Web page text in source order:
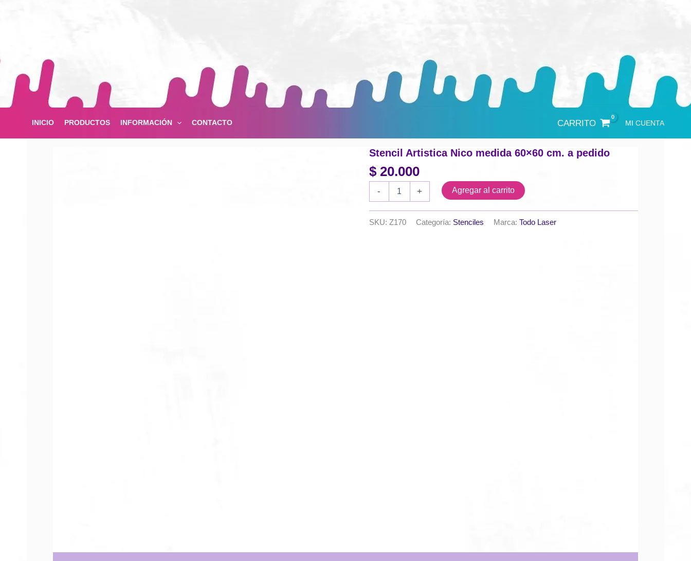
INICIO PRODUCTOS INFORMACIÓN CONTACTO CARRITO MI CUENTA
Stencil Artistica Nico medida 60×60 cm. a pedido
$20.000
-
60x60
+ Agregar al carrito
SKU: Z170 Categoría: Stenciles Marca: Todo Laser